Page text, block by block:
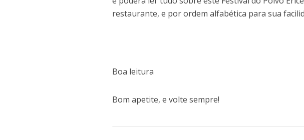
restaurante, e por ordem alfabética para sua
Boa leitura
Bom apetite, e volte sempre!